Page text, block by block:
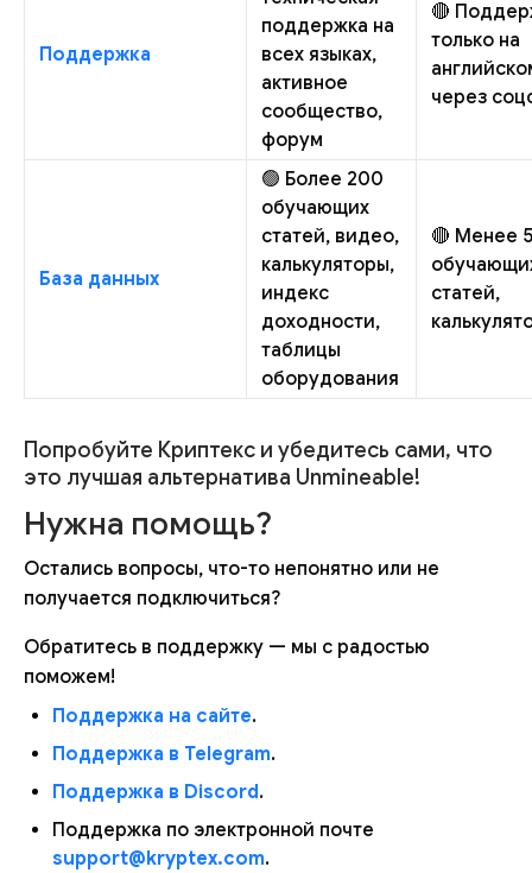
Поддержка
поддержка на
всех языках,
активное
сообщество,
форум
🔴
только на
через
База данных
🟢 Более 200
обучающих
статей, видео,
калькуляторы,
индекс
доходности,
таблицы
оборудования
🔴 Менее
статей,
Попробуйте Криптекс и убедитесь сами, что
это лучшая альтернатива Unmineable!
Нужна помощь?
Остались вопросы, что-то непонятно или не
получается подключиться?
Обратитесь в поддержку — мы с радостью
поможем!
Поддержка на сайте.
Поддержка в Telegram.
Поддержка в Discord.
Поддержка по электронной почте
support@kryptex.com.